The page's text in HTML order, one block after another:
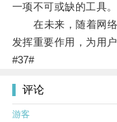
一项不可或缺的工具。
在未来，随着网络
发挥重要作用，为用
#37#
评论
游客